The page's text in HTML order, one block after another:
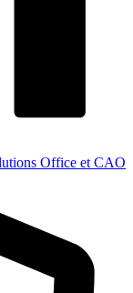
Office et CAO